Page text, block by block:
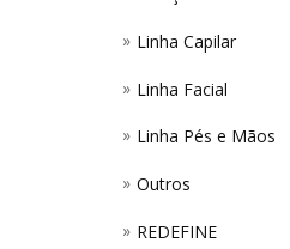
Linha Capilar
Linha Facial
Linha Pés e Mãos
Outros
REDEFINE